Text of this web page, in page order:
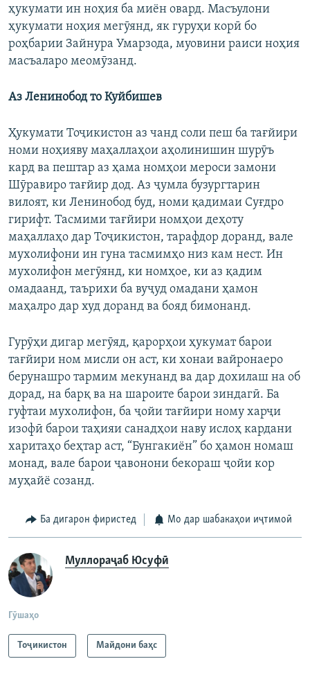
ҳукумати ин ноҳия ба миён овард. Масъулони
ҳукумати ноҳия мегӯянд, як гуруҳи корӣ бо
роҳбарии Зайнура Умарзода, муовини раиси ноҳия
масъаларо меомӯзанд.
Аз Ленинобод то Куйбишев
Ҳукумати Тоҷикистон аз чанд соли пеш ба тағйири
номи ноҳияву маҳаллаҳои аҳолинишин шурӯъ
кард ва пештар аз ҳама номҳои мероси замони
Шӯравиро тағйир дод. Аз ҷумла бузургтарин
вилоят, ки Ленинобод буд, номи қадимаи Суғдро
гирифт. Тасмими тағйири номҳои деҳоту
маҳаллаҳо дар Тоҷикистон, тарафдор доранд, вале
мухолифони ин гуна тасмимҳо низ кам нест. Ин
мухолифон мегӯянд, ки номҳое, ки аз қадим
омадаанд, таърихи ба вуҷуд омадани ҳамон
маҳалро дар худ доранд ва бояд бимонанд.
Гурӯҳи дигар мегӯяд, қарорҳои ҳукумат барои
тағйири ном мисли он аст, ки хонаи вайронаеро
берунашро тармим мекунанд ва дар дохилаш на об
дорад, на барқ ва на шароите барои зиндагӣ. Ба
гуфтаи мухолифон, ба ҷойи тағйири ному харҷи
изофӣ барои таҳияи санадҳои наву ислоҳ кардани
харитаҳо беҳтар аст, “Бунгакиён” бо ҳамон номаш
монад, вале барои ҷавонони бекораш ҷойи кор
муҳайё созанд.
Ба дигарон фиристед Мо дар шабакаҳои иҷтимоӣ
Муллораҷаб Юсуфӣ
Гӯшаҳо
Тоҷикистон Майдони баҳс